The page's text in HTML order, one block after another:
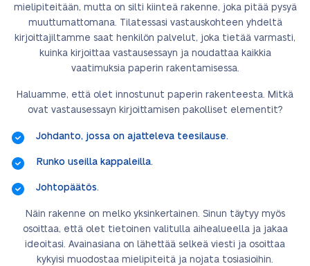
mielipiteitään, mutta on silti kiinteä rakenne, joka pitää pysyä
muuttumattomana. Tilatessasi vastauskohteen yhdeltä
kirjoittajiltamme saat henkilön palvelut, joka tietää varmasti,
kuinka kirjoittaa vastausessayn ja noudattaa kaikkia
vaatimuksia paperin rakentamisessa.
Haluamme, että olet innostunut paperin rakenteesta. Mitkä
ovat vastausessayn kirjoittamisen pakolliset elementit?
Johdanto, jossa on ajatteleva teesilause.
Runko useilla kappaleilla.
Johtopäätös.
Näin rakenne on melko yksinkertainen. Sinun täytyy myös
osoittaa, että olet tietoinen valitulla aihealueella ja jakaa
ideoitasi. Avainasiana on lähettää selkeä viesti ja osoittaa
kykyisi muodostaa mielipiteitä ja nojata tosiasioihin.